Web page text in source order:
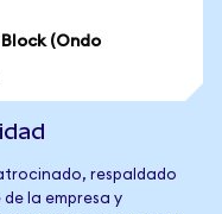
(Ondo
respaldado
la empresa y